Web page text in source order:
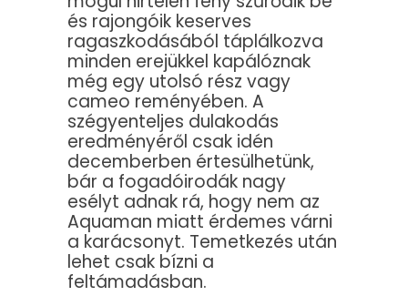
és rajongóik keserves
ragaszkodásából táplálkozva
minden erejükkel kapálóznak
még egy utolsó rész vagy
cameo reményében. A
szégyenteljes dulakodás
eredményéről csak idén
decemberben értesülhetünk,
bár a fogadóirodák nagy
esélyt adnak rá, hogy nem az
Aquaman miatt érdemes várni
a karácsonyt. Temetkezés után
lehet csak bízni a
feltámadásban.